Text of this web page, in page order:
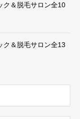
ク＆脱毛サロン全10
ク＆脱毛サロン全13